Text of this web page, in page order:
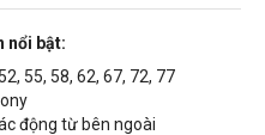
nổi bật:
55, 58, 62, 67, 72, 77
động từ bên ngoài